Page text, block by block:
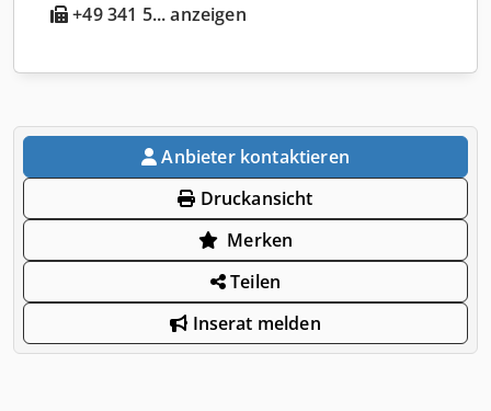
+49 341 5... anzeigen
Anbieter kontaktieren
Druckansicht
Merken
Teilen
Inserat melden